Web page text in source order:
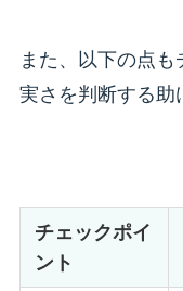
また、以下の点
実さを判断する助
チェックポイ
ント